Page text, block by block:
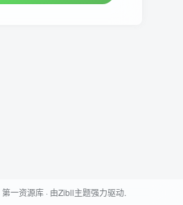
第一资源库 · 由Zibll主题强力驱动.